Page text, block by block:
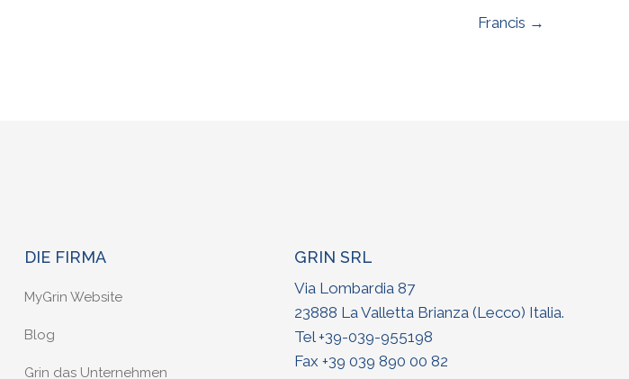
Francis →
DIE FIRMA
MyGrin Website
Blog
Grin das Unternehmen
GRIN SRL
Via Lombardia 87
23888 La Valletta Brianza (Lecco) Italia.
Tel +39-039-955198
Fax +39 039 890 00 82